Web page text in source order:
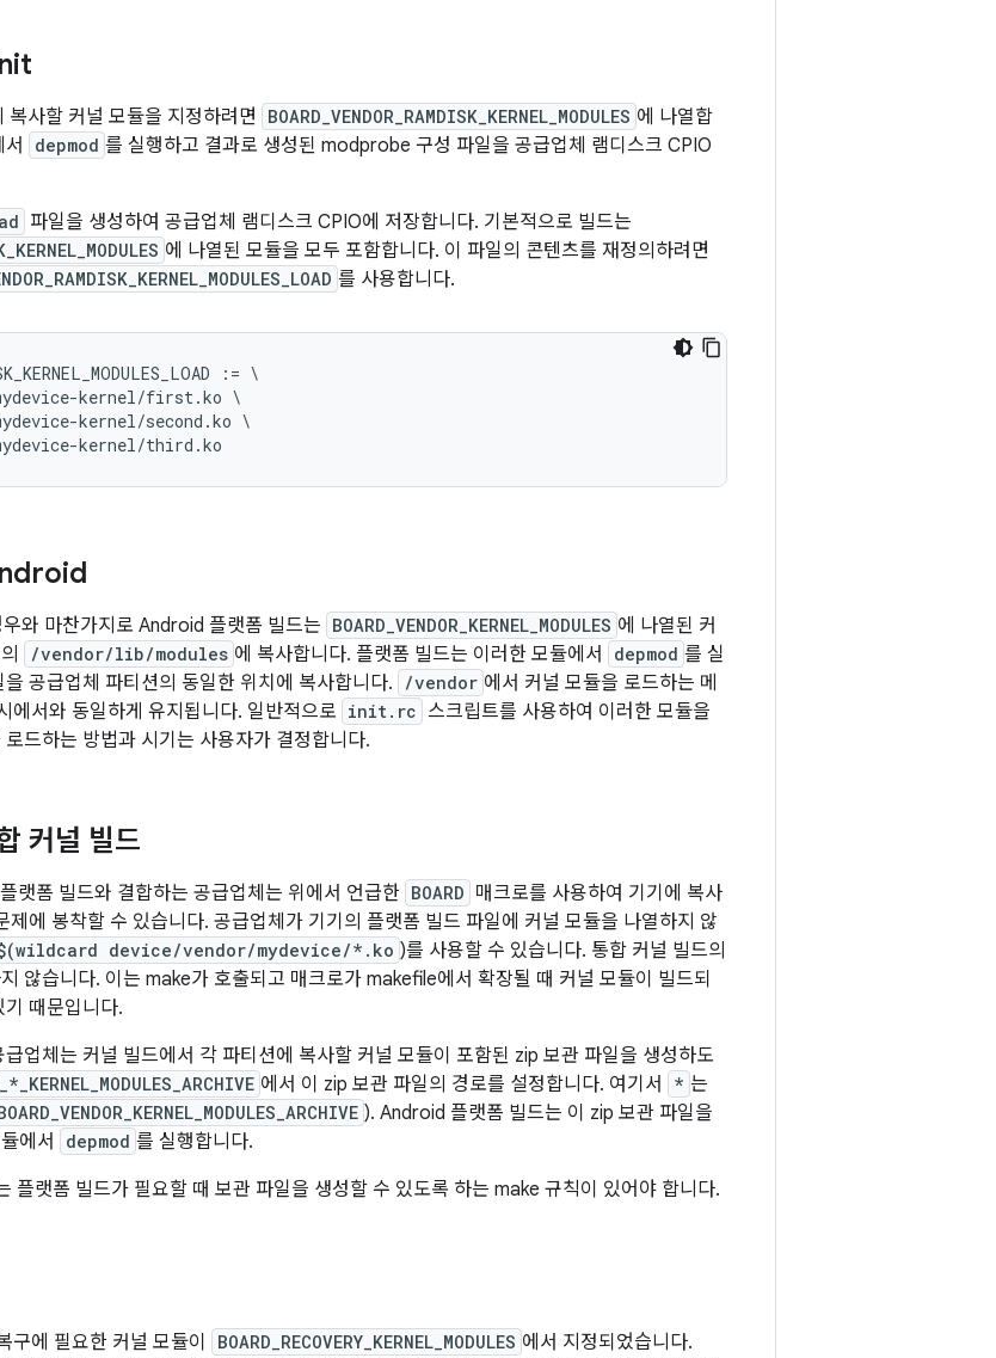
사할 커널 모듈을 지정하려면 BOARD_VENDOR_RAMDISK_KERNEL_MODULES 에 나열합
depmod 를 실행하고 결과로 생성된 modprobe 구성 파일을 공급업체 램디스크 CPIO
파일을 생성하여 공급업체 램디스크 CPIO에 저장합니다. 기본적으로 빌드는
에 나열된 모듈을 모두 포함합니다. 이 파일의 콘텐츠를 재정의하려면
를 사용합니다.
:= \
-kernel/first.ko \
-kernel/second .ko \
-kernel/third .ko
와 마찬가지로 Android 플랫폼 빌드는 BOARD_VENDOR_KERNEL_MODULES 에 나열된 커
/vendor/lib/modules 에 복사합니다. 플랫폼 빌드는 이러한 모듈에서 depmod 를 실
을 공급업체 파티션의 동일한 위치에 복사합니다. /vendor 에서 커널 모듈을 로드하는 메
에서와 동일하게 유지됩니다. 일반적으로 init.rc 스크립트를 사용하여 이러한 모듈을
드하는 방법과 시기는 사용자가 결정합니다.
커널 빌드
랫폼 빌드와 결합하는 공급업체는 위에서 언급한 BOARD 매크로를 사용하여 기기에 복사
제에 봉착할 수 있습니다. 공급업체가 기기의 플랫폼 빌드 파일에 커널 모듈을 나열하지 않
device/vendor/mydevice/*.ko )를 사용할 수 있습니다. 통합 커널 빌드의
않습니다. 이는 make가 호출되고 매크로가 makefile에서 확장될 때 커널 모듈이 빌드되
때문입니다.
업체는 커널 빌드에서 각 파티션에 복사할 커널 모듈이 포함된 zip 보관 파일을 생성하도
에서 이 zip 보관 파일의 경로를 설정합니다. 여기서 * 는
). Android 플랫폼 빌드는 이 zip 보관 파일을
에서
depmod 를 실행합니다.
플랫폼 빌드가 필요할 때 보관 파일을 생성할 수 있도록 하는 make 규칙이 있어야 합니다.
에 필요한 커널 모듈이 BOARD_RECOVERY_KERNEL_MODULES 에서 지정되었습니다.